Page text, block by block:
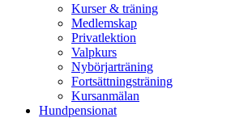
Kurser & träning
Medlemskap
Privatlektion
Valpkurs
Nybörjarträning
Fortsättningsträning
Kursanmälan
Hundpensionat